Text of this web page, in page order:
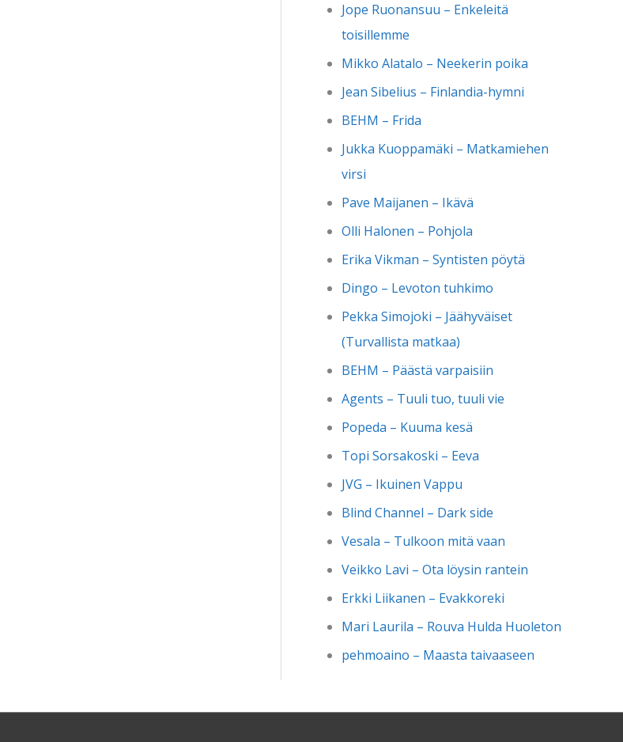
Jope Ruonansuu – Enkeleitä
toisillemme
Mikko Alatalo – Neekerin poika
Jean Sibelius – Finlandia-hymni
BEHM – Frida
Jukka Kuoppamäki – Matkamiehen
virsi
Pave Maijanen – Ikävä
Olli Halonen – Pohjola
Erika Vikman – Syntisten pöytä
Dingo – Levoton tuhkimo
Pekka Simojoki – Jäähyväiset
(Turvallista matkaa)
BEHM – Päästä varpaisiin
Agents – Tuuli tuo, tuuli vie
Popeda – Kuuma kesä
Topi Sorsakoski – Eeva
JVG – Ikuinen Vappu
Blind Channel – Dark side
Vesala – Tulkoon mitä vaan
Veikko Lavi – Ota löysin rantein
Erkki Liikanen – Evakkoreki
Mari Laurila – Rouva Hulda Huoleton
pehmoaino – Maasta taivaaseen